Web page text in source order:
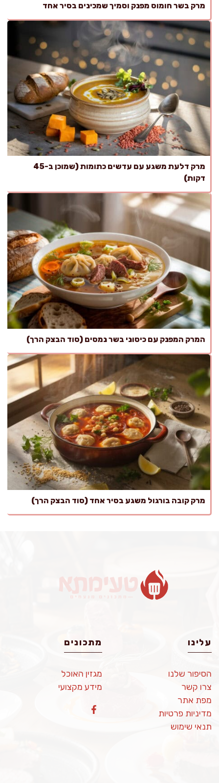
מרק בשר חומוס מפנק וסמיך שמכינים בסיר אחד
מרק דלעת משגע עם עדשים כתומות (שמוכן ב-45
דקות)
המרק המפנק עם כיסוני בשר נמסים (סוד הבצק הרך)
מרק קובה בורגול משגע בסיר אחד (סוד הבצק הרך)
עלינו
הסיפור שלנו
צרו קשר
מפת אתר
מדיניות פרטיות
תנאי שימוש
מתכונים
מגזין האוכל
מידע מקצועי